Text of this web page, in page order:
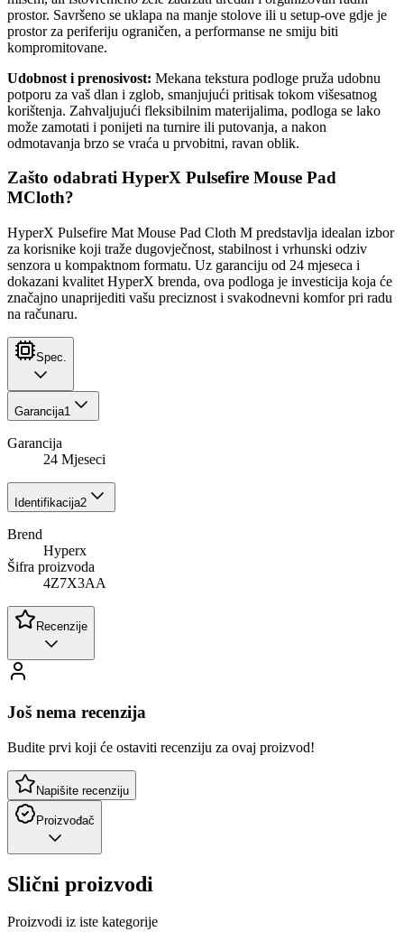
prostor. Savršeno se uklapa na manje stolove ili u setup-ove gdje je
prostor za periferiju ograničen, a performanse ne smiju biti
kompromitovane.
Udobnost i prenosivost: Mekana tekstura podloge pruža udobnu
potporu za vaš dlan i zglob, smanjujući pritisak tokom višesatnog
korištenja. Zahvaljujući fleksibilnim materijalima, podloga se lako
može zamotati i ponijeti na turnire ili putovanja, a nakon
odmotavanja brzo se vraća u prvobitni, ravan oblik.
Zašto odabrati HyperX Pulsefire Mouse Pad
MCloth?
HyperX Pulsefire Mat Mouse Pad Cloth M predstavlja idealan izbor
za korisnike koji traže dugovječnost, stabilnost i vrhunski odziv
senzora u kompaktnom formatu. Uz garanciju od 24 mjeseca i
dokazani kvalitet HyperX brenda, ova podloga je investicija koja će
značajno unaprijediti vašu preciznost i svakodnevni komfor pri radu
na računaru.
Spec.
Garancija1
Garancija
24 Mjeseci
Identifikacija2
Brend
Hyperx
Šifra proizvoda
4Z7X3AA
Recenzije
Još nema recenzija
Budite prvi koji će ostaviti recenziju za ovaj proizvod!
Napišite recenziju
Proizvođač
Slični proizvodi
Proizvodi iz iste kategorije